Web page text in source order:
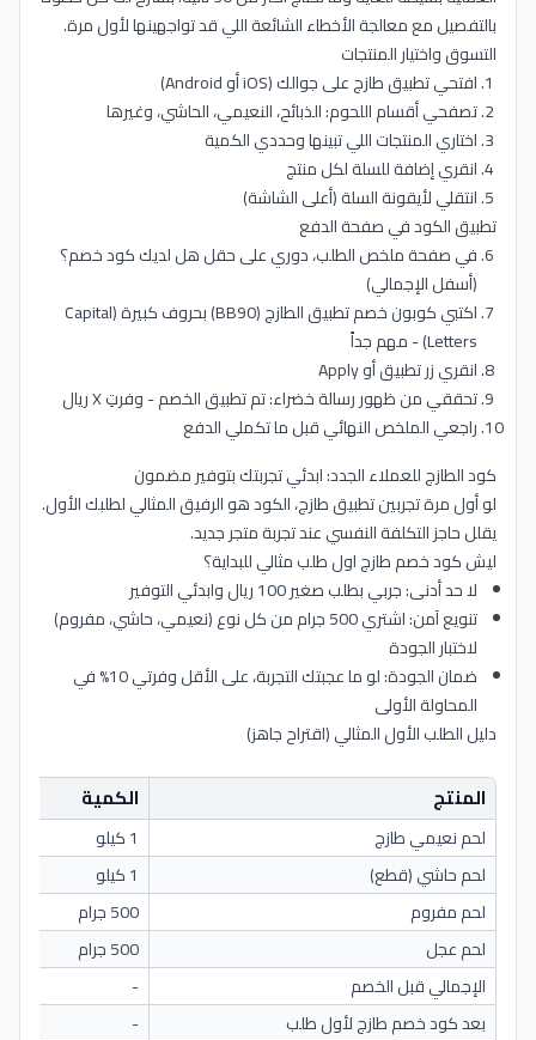
بالتفصيل مع معالجة الأخطاء الشائعة اللي قد تواجهينها لأول مرة.
التسوق واختيار المنتجات
افتحي تطبيق طازج على جوالك (iOS أو Android)
تصفحي أقسام اللحوم: الذبائح، النعيمي، الحاشي، وغيرها
اختاري المنتجات اللي تبينها وحددي الكمية
انقري إضافة للسلة لكل منتج
انتقلي لأيقونة السلة (أعلى الشاشة)
تطبيق الكود في صفحة الدفع
في صفحة ملخص الطلب، دوري على حقل هل لديك كود خصم؟
(أسفل الإجمالي)
اكتبي كوبون خصم تطبيق الطازج (BB90) بحروف كبيرة (Capital
Letters) - مهم جداً
انقري زر تطبيق أو Apply
تحققي من ظهور رسالة خضراء: تم تطبيق الخصم - وفرتِ X ريال
راجعي الملخص النهائي قبل ما تكملي الدفع
كود الطازج للعملاء الجدد: ابدئي تجربتك بتوفير مضمون
لو أول مرة تجربين تطبيق طازج، الكود هو الرفيق المثالي لطلبك الأول.
يقلل حاجز التكلفة النفسي عند تجربة متجر جديد.
ليش كود خصم طازج اول طلب مثالي للبداية؟
لا حد أدنى: جربي بطلب صغير 100 ريال وابدئي التوفير
تنويع آمن: اشتري 500 جرام من كل نوع (نعيمي، حاشي، مفروم)
لاختبار الجودة
ضمان الجودة: لو ما عجبتك التجربة، على الأقل وفرتي 10% في
المحاولة الأولى
دليل الطلب الأول المثالي (اقتراح جاهز)
المنتج الكمية
لحم نعيمي طازج 1 كيلو
لحم حاشي (قطع)
1 كيلو
لحم مفروم
500 جرام
لحم عجل
500 جرام
الإجمالي قبل الخصم
-
بعد كود خصم طازج لأول طلب
-